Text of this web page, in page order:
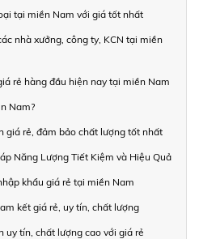
tại miền Nam với giá tốt nhất
nhà xưởng, công ty, KCN tại miền
rẻ hàng đầu hiện nay tại miền Nam
Nam?
giá rẻ, đảm bảo chất lượng tốt nhất
Năng Lượng Tiết Kiệm và Hiệu Quả
khẩu giá rẻ tại miền Nam
kết giá rẻ, uy tín, chất lượng
uy tín, chất lượng cao với giá rẻ